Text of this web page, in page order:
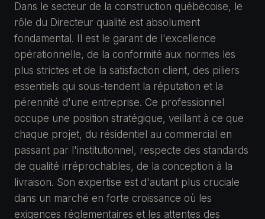
Dans le secteur de la construction québécoise, le
rôle du Directeur qualité est absolument
fondamental. Il est le garant de l'excellence
opérationnelle, de la conformité aux normes les
plus strictes et de la satisfaction client, des piliers
essentiels qui sous-tendent la réputation et la
pérennité d'une entreprise. Ce professionnel
occupe une position stratégique, veillant à ce que
chaque projet, du résidentiel au commercial en
passant par l'institutionnel, respecte des standards
de qualité irréprochables, de la conception à la
livraison. Son expertise est d'autant plus cruciale
dans un marché en forte croissance où les
exigences réglementaires et les attentes des